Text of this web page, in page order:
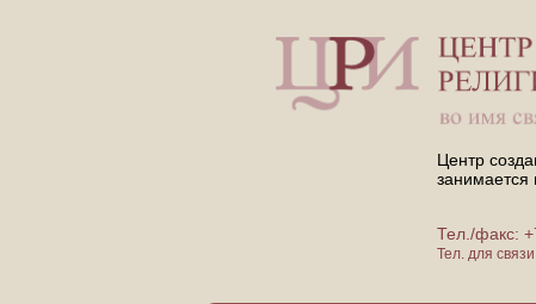
Центр
занимается
Тел./факс:
Тел. для